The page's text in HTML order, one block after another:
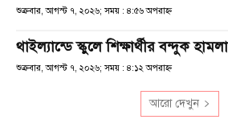
শুক্রবার, আগস্ট ৭, ২০২৬; সময় : ৪:৫৬ অপরাহ্ণ
থাইল্যান্ডে স্কুলে শিক্ষার্থীর বন্দুক
শুক্রবার, আগস্ট ৭, ২০২৬; সময় : ৪:১২ অপরাহ্ণ
আরো দেখুন